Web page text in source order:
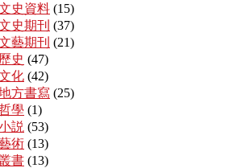
史資料 (15)
史期刊 (37)
藝期刊 (21)
史 (47)
化 (42)
方書寫 (25)
學 (1)
説 (53)
術 (13)
書 (13)